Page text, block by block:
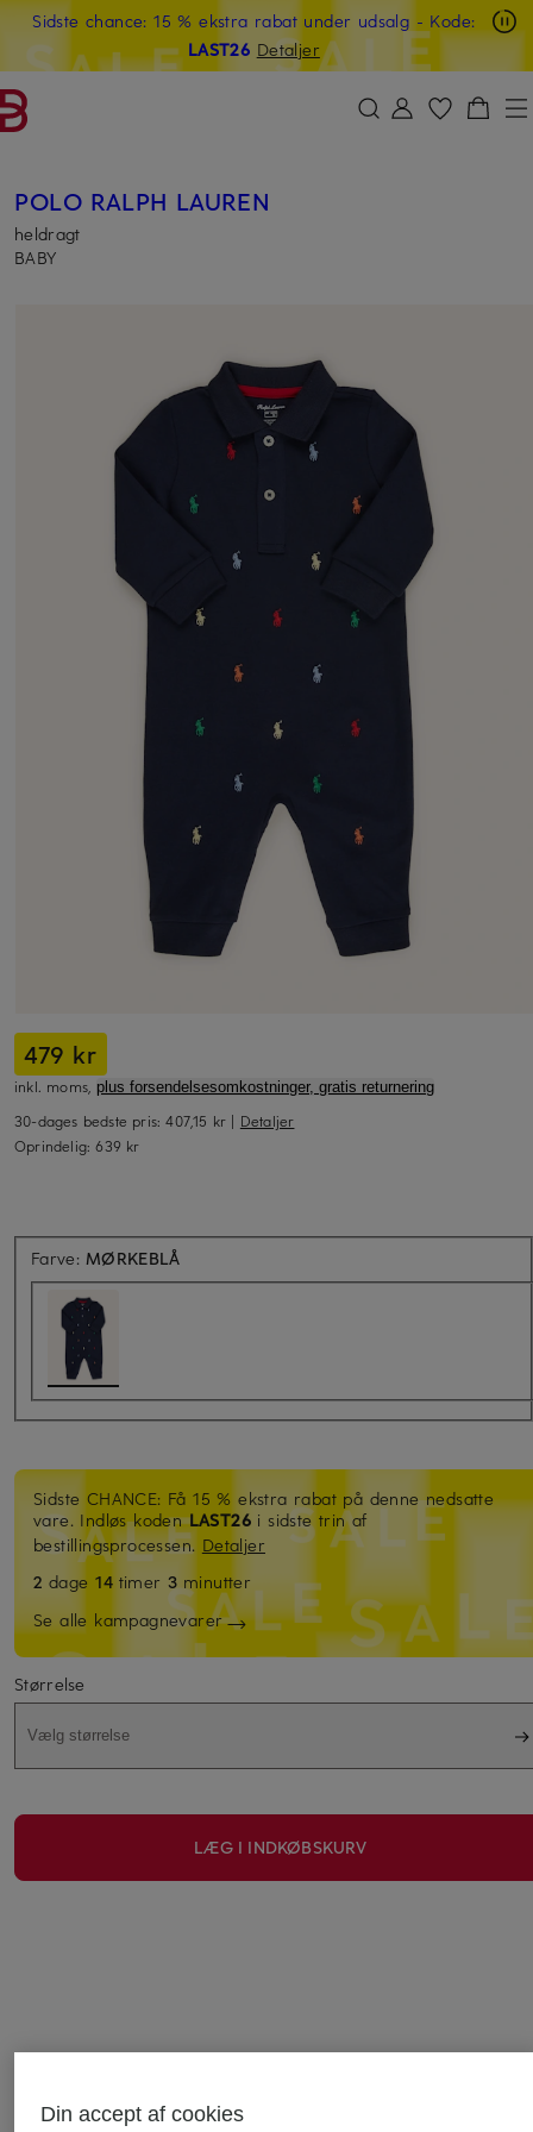
GÅ TIL HOVEDINDHOLDET GÅ TIL SØGEFELTET
Sidste chance: 15 % ekstra rabat under udsalg - Kode:
LAST26 Detaljer
POLO RALPH LAUREN
heldragt
BABY
479 kr
inkl. moms, plus forsendelsesomkostninger, gratis returnering
30-dages bedste pris:407,15 kr | Detaljer
Oprindelig:639 kr
Farve: MØRKEBLÅ
Sidste CHANCE: Få 15 % ekstra rabat på denne nedsatte
vare. Indløs kodenLAST26 i sidste trin af
bestillingsprocessen. Detaljer
2 dage14 timer 3 minutter
Se alle kampagnevarer
Størrelse
Vælg størrelse
LÆG I INDKØBSKURV
Din accept af cookies